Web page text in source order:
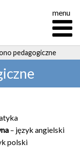
menu
pedagogiczne
– język angielski
polski